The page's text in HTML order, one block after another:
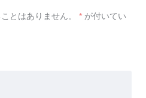
とはありません。 * が付いてい